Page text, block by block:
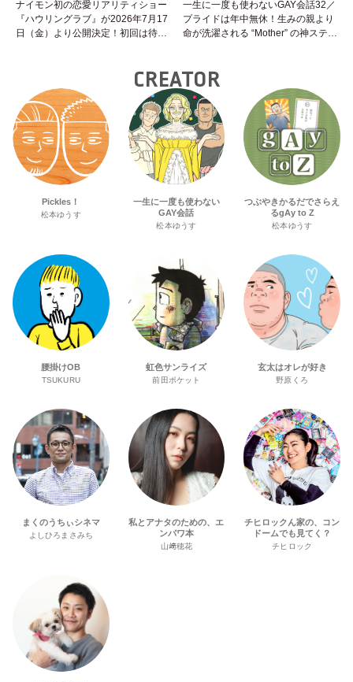
ナイモン初の恋愛リアリティショー
『ハウリングラブ』が2026年7月17
日（金）より公開決定！初回は待望
一生に一度も使わないGAY会話32／
プライドは年中無休！生みの親より
命が洗濯される “Mother” の神ステー
CREATOR
Pickles！
松本ゆうす
一生に一度も使わない
GAY会話
松本ゆうす
つぶやきかるだでさらえ
るgAy to Z
松本ゆうす
腰掛けOB
TSUKURU
虹色サンライズ
前田ポケット
玄太はオレが好き
野原くろ
まくのうちぃシネマ
よしひろまさみち
私とアナタのための、エ
ンパワ本
山﨑穂花
チヒロックん家の、コン
ドームでも見てく？
チヒロック